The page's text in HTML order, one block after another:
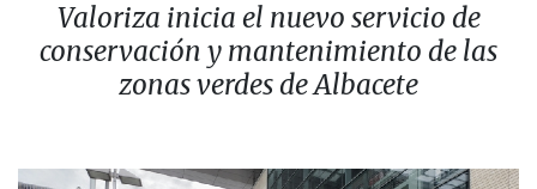
Valoriza inicia el nuevo servicio de
conservación y mantenimiento de las
zonas verdes de Albacete